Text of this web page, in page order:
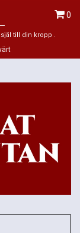
0
till din kropp .